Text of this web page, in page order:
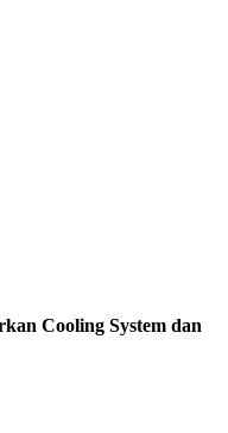
Cooling System dan